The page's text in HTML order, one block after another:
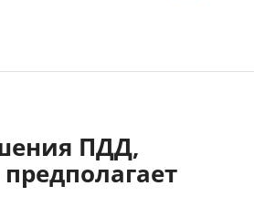
ПДД,